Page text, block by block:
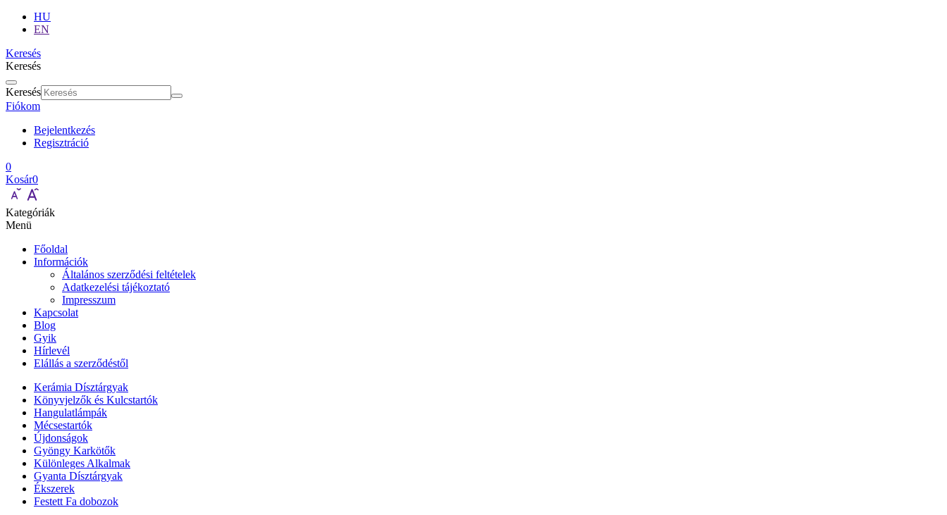
HU
EN
Keresés
Keresés
Keresés
Fiókom
Bejelentkezés
Regisztráció
0
Kosár0
Kategóriák
Menü
Főoldal
Információk
Általános szerződési feltételek
Adatkezelési tájékoztató
Impresszum
Kapcsolat
Blog
Gyik
Hírlevél
Elállás a szerződéstől
Kerámia Dísztárgyak
Könyvjelzők és Kulcstartók
Hangulatlámpák
Mécsestartók
Újdonságok
Gyöngy Karkötők
Különleges Alkalmak
Gyanta Dísztárgyak
Ékszerek
Festett Fa dobozok